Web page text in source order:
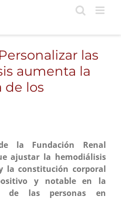
las
aumenta la
de los
la Fundación Renal
ajustar la hemodiálisis
la constitución corporal
y notable en la
de las personas en